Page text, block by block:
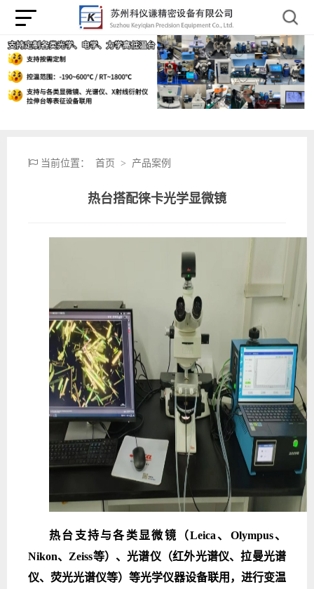
当前位置： 首页 > 产品案例
热台搭配徕卡光学显微镜
热台支持与各类显微镜（Leica、Olympus、
Nikon、Zeiss等）、光谱仪（红外光谱仪、拉曼光谱
仪、荧光光谱仪等）等光学仪器设备联用，进行变温